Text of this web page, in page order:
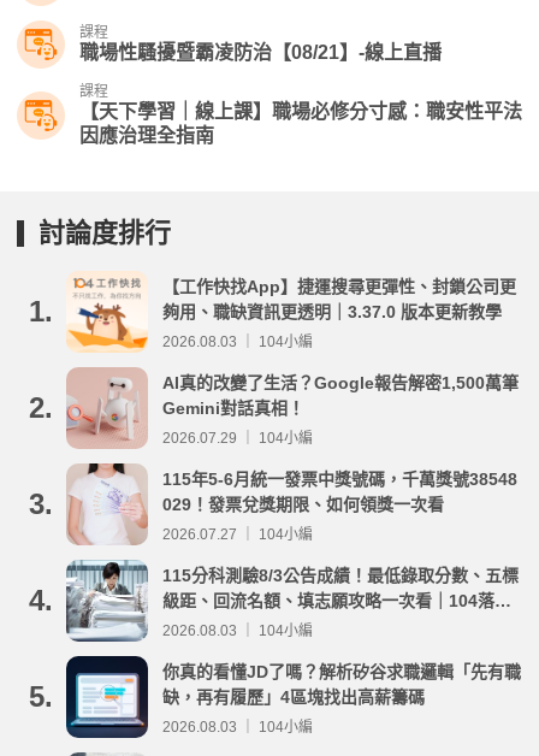
課程
職場性騷擾暨霸凌防治【08/21】-線上直播
課程
【天下學習｜線上課】職場必修分寸感：職安性平法
因應治理全指南
討論度排行
1.
【工作快找App】捷運搜尋更彈性、封鎖公司更
夠用、職缺資訊更透明｜3.37.0 版本更新教學
2026.08.03 ｜ 104小編
2.
AI真的改變了生活？Google報告解密1,500萬筆
Gemini對話真相！
2026.07.29 ｜ 104小編
3.
115年5-6月統一發票中獎號碼，千萬獎號38548
029！發票兌獎期限、如何領獎一次看
2026.07.27 ｜ 104小編
4.
115分科測驗8/3公告成績！最低錄取分數、五標
級距、回流名額、填志願攻略一次看｜104落點
分析
2026.08.03 ｜ 104小編
5.
你真的看懂JD了嗎？解析矽谷求職邏輯「先有職
缺，再有履歷」4區塊找出高薪籌碼
2026.08.03 ｜ 104小編